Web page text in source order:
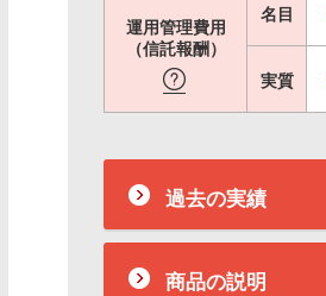
運用管理費用
（信託報酬）
名目
実質
過去の実績
商品の説明